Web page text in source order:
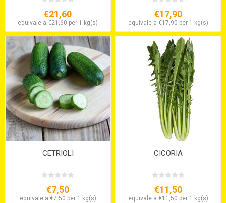
€21,60
equivale a €21,60 per 1 kg(s)
€17,90
equivale a €17,90 per 1 kg(s)
CETRIOLI
€7,50
equivale a €7,50 per 1 kg(s)
CICORIA
€11,50
equivale a €11,50 per 1 kg(s)